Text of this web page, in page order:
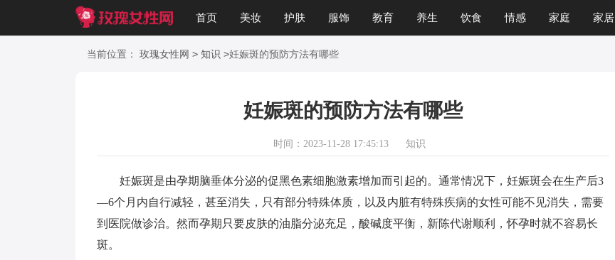
首页 美妆 护肤 服饰 教育 养生 饮食 情感 家庭 家居
美文 知识 起名 运程
当前位置： 玫瑰女性网 > 知识 >妊娠斑的预防方法有哪些
妊娠斑的预防方法有哪些
时间：2023-11-28 17:45:13 知识
妊娠斑是由孕期脑垂体分泌的促黑色素细胞激素增加而引起的。通常情况下，妊娠斑会在生产后3
—6个月内自行减轻，甚至消失，只有部分特殊体质，以及内脏有特殊疾病的女性可能不见消失，需要
到医院做诊治。然而孕期只要皮肤的油脂分泌充足，酸碱度平衡，新陈代谢顺利，怀孕时就不容易长
斑。